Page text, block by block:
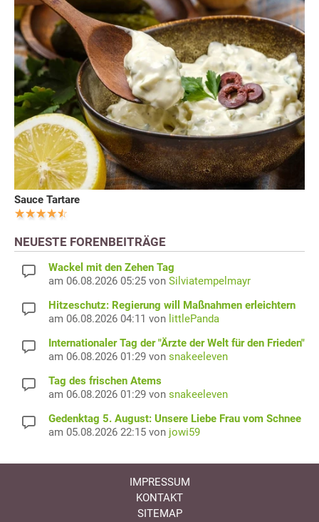
Sauce Tartare
NEUESTE FORENBEITRÄGE
Wackel mit den Zehen Tag
am 06.08.2026 05:25 von Silviatempelmayr
Hitzeschutz: Regierung will Maßnahmen erleichtern
am 06.08.2026 04:11 von littlePanda
Internationaler Tag der "Ärzte der Welt für den Frieden"
am 06.08.2026 01:29 von snakeeleven
Tag des frischen Atems
am 06.08.2026 01:29 von snakeeleven
Gedenktag 5. August: Unsere Liebe Frau vom Schnee
am 05.08.2026 22:15 von jowi59
IMPRESSUM
KONTAKT
SITEMAP